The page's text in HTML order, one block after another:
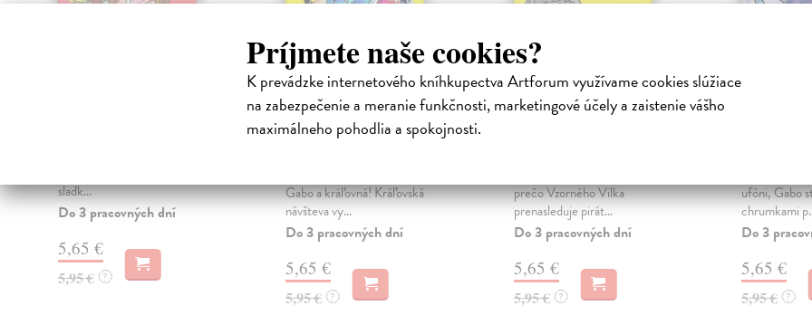
Príjmete naše cookies?
K prevádzke internetového kníhkupectva Artforum využívame cookies slúžiace
na zabezpečenie a meranie funkčnosti, marketingové účely a zaistenie vášho
maximálneho pohodlia a spokojnosti.
sladk...
Do 3 pracovných dní
5,65 €
5,95 € ?
Grázlik Gabo a
kráľovná
Simon Francesca| Kniha
Gabo a kráľovná! Kráľovská
návšteva vy...
Do 3 pracovných dní
5,65 €
5,95 € ?
Grázlik Gabo a
banková lúpež
prečo Vzorného Vilka
prenasleduje pirát...
Do 3 pracovných dní
5,65 €
5,95 € ?
ufóni, Gabo
chrumkami
Do 3
5,65 €
5,95 € ?